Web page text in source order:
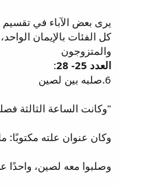
يرى بعض الآباء في تقسيم
كل الفئات بالإيمان
والمتزوجون
العدد 25- 28
:
6.صلبه بين لصين
"وكانت الساعة الثالثة
وكان عنوان علته مكتوبًا:
وصلبوا معه لصين، واحدًا